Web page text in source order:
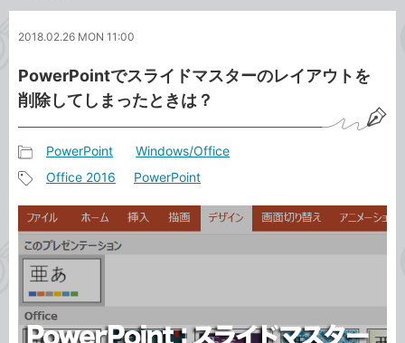
ッ
2018.02.26 MON 11:00
PowerPointでスライドマスターのレイアウトを
削除してしまったときは？
事
カ
テ
ゴ
リ
PowerPoint Windows/Office
事
タ
グ
Office 2016 PowerPoint